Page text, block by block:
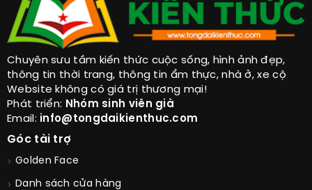
Chuyên sưu tầm kiến thức cuộc sống, hình ảnh đẹp,
thông tin thời trang, thông tin ẩm thực, nhà ở, xe cộ
Website không có giá trị thương mại!
Phát triển: Nhóm sinh viên già
Email: info@tongdaikienthuc.com
Góc tài trợ
Golden Face
Danh sách cửa hàng